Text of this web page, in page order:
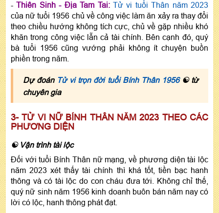
-Thiên Sinh - Địa Tam Tai: Tử vi tuổi Thân năm 2023
của nữ tuổi 1956 chủ về công việc làm ăn xảy ra thay đổi
theo chiều hướng không tích cực, chủ về gặp nhiều khó
khăn trong công việc lẫn cả tài chính. Bên cạnh đó, quý
bà tuổi 1956 cũng vướng phải không ít chuyện buồn
phiền trong năm.
Dự đoán Tử vi trọn đời tuổi Bính Thân 1956 ☯ từ
chuyên gia
3- TỬ VI NỮ BÍNH THÂN NĂM 2023 THEO CÁC
PHƯƠNG DIỆN
☯ Vận trình tài lộc
Đối với tuổi Bính Thân nữ mạng, về phương diện tài lộc
năm 2023 xét thấy tài chính thì khá tốt, tiền bạc hanh
thông và có tài lộc do con cháu đưa tới. Không chỉ thế,
quý nữ sinh năm 1956 kinh doanh buôn bán năm nay có
lời có lộc, hanh thông phát đạt.